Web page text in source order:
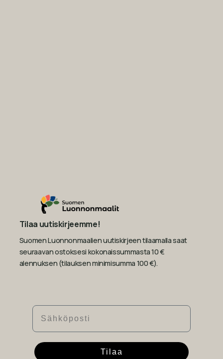
Tilaa uutiskirjeemme!
Suomen Luonnonmaalien uutiskirjeen tilaamalla saat
seuraavan ostoksesi kokonaissummasta 10 €
alennuksen (tilauksen minimisumma 100 €).
Sähköposti
Tilaa